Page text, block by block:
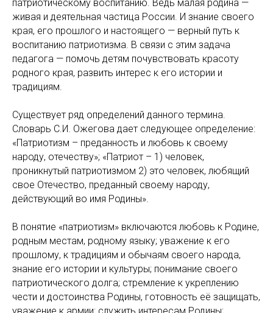
патриотическому воспитанию. Ведь малая родина —
живая и деятельная частица России. И знание своего
края, его прошлого и настоящего — верный путь к
воспитанию патриотизма. В связи с этим задача
педагога — помочь детям почувствовать красоту
родного края, развить интерес к его истории и
традициям.
Существует ряд определений данного термина.
Словарь С.И. Ожегова дает следующее определение:
«Патриотизм – преданность и любовь к своему
народу, отечеству»; «Патриот – 1) человек,
проникнутый патриотизмом 2) это человек, любящий
свое Отечество, преданный своему народу,
действующий во имя Родины».
В понятие «патриотизм» включаются любовь к Родине,
родным местам, родному языку; уважение к его
прошлому, к традициям и обычаям своего народа,
знание его истории и культуры; понимание своего
патриотического долга; стремление к укреплению
чести и достоинства Родины, готовность её защищать,